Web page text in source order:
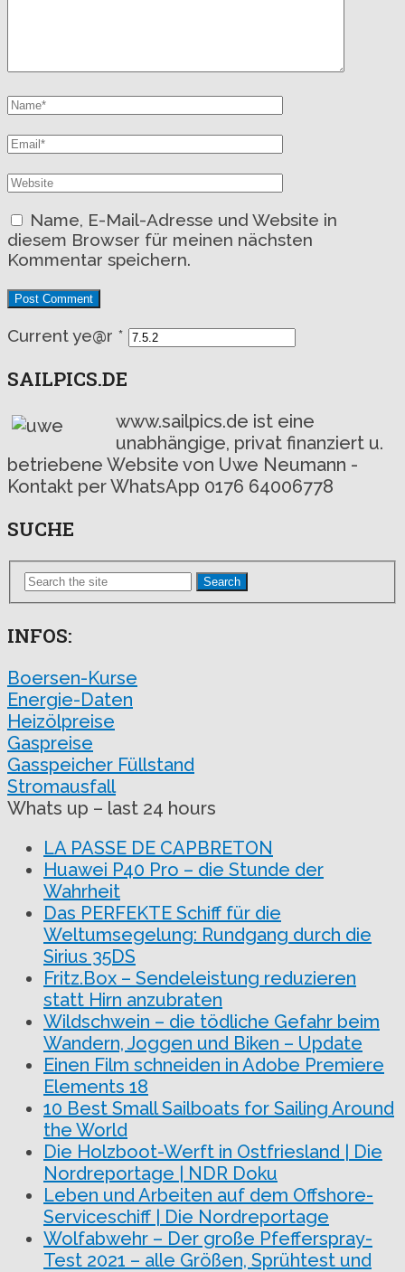
Name, E-Mail-Adresse und Website in
diesem Browser für meinen nächsten
Kommentar speichern.
Current ye@r *
SAILPICS.DE
www.sailpics.de ist eine
unabhängige, privat finanziert u.
betriebene Website von Uwe Neumann -
Kontakt per WhatsApp 0176 64006778
SUCHE
Search
INFOS:
Boersen-Kurse
Energie-Daten
Heizölpreise
Gaspreise
Gasspeicher Füllstand
Stromausfall
Whats up – last 24 hours
LA PASSE DE CAPBRETON
Huawei P40 Pro – die Stunde der
Wahrheit
Das PERFEKTE Schiff für die
Weltumsegelung: Rundgang durch die
Sirius 35DS
Fritz.Box – Sendeleistung reduzieren
statt Hirn anzubraten
Wildschwein – die tödliche Gefahr beim
Wandern, Joggen und Biken – Update
Einen Film schneiden in Adobe Premiere
Elements 18
10 Best Small Sailboats for Sailing Around
the World
Die Holzboot-Werft in Ostfriesland | Die
Nordreportage | NDR Doku
Leben und Arbeiten auf dem Offshore-
Serviceschiff | Die Nordreportage
Wolfabwehr – Der große Pfefferspray-
Test 2021 – alle Größen, Sprühtest und